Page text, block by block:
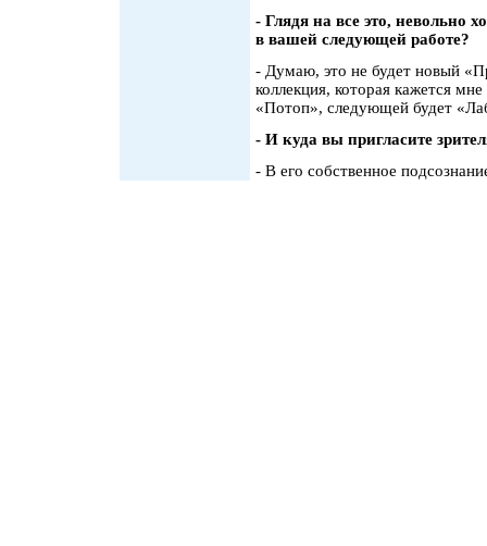
- Глядя на все это, невольно
в вашей следующей работе?
- Думаю, это не будет новый
коллекция, которая кажется
«Потоп», следующей будет
- И куда вы пригласите
- В его собственное